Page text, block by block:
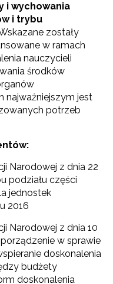
i wychowania
i trybu
zostały
w ramach
nauczycieli
środków
najważniejszym jest
potrzeb
Narodowej z dnia 22
podziału części
jednostek
2016
Narodowej z dnia 10
w sprawie
doskonalenia
budżety
doskonalenia